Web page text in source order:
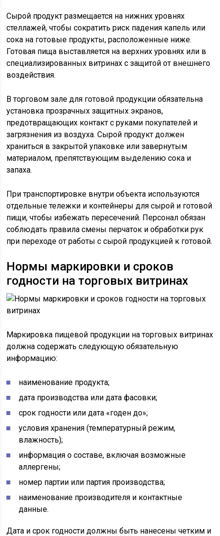
Сырой продукт размещается на нижних уровнях
стеллажей, чтобы сократить риск падения капель или
сока на готовые продукты, расположенные ниже.
Готовая пища выставляется на верхних уровнях или в
специализированных витринах с защитой от внешнего
воздействия.
В торговом зале для готовой продукции обязательна
установка прозрачных защитных экранов,
предотвращающих контакт с руками покупателей и
загрязнения из воздуха. Сырой продукт должен
храниться в закрытой упаковке или завернутым
материалом, препятствующим выделению сока и
запаха.
При транспортировке внутри объекта используются
отдельные тележки и контейнеры для сырой и готовой
пищи, чтобы избежать пересечений. Персонал обязан
соблюдать правила смены перчаток и обработки рук
при переходе от работы с сырой продукцией к готовой.
Нормы маркировки и сроков
годности на торговых витринах
Маркировка пищевой продукции на торговых витринах
должна содержать следующую обязательную
информацию:
наименование продукта;
дата производства или дата фасовки;
срок годности или дата «годен до»;
условия хранения (температурный режим,
влажность);
информация о составе, включая возможные
аллергены;
номер партии или партия производства;
наименование производителя и контактные
данные.
Дата и срок годности должны быть нанесены четким и